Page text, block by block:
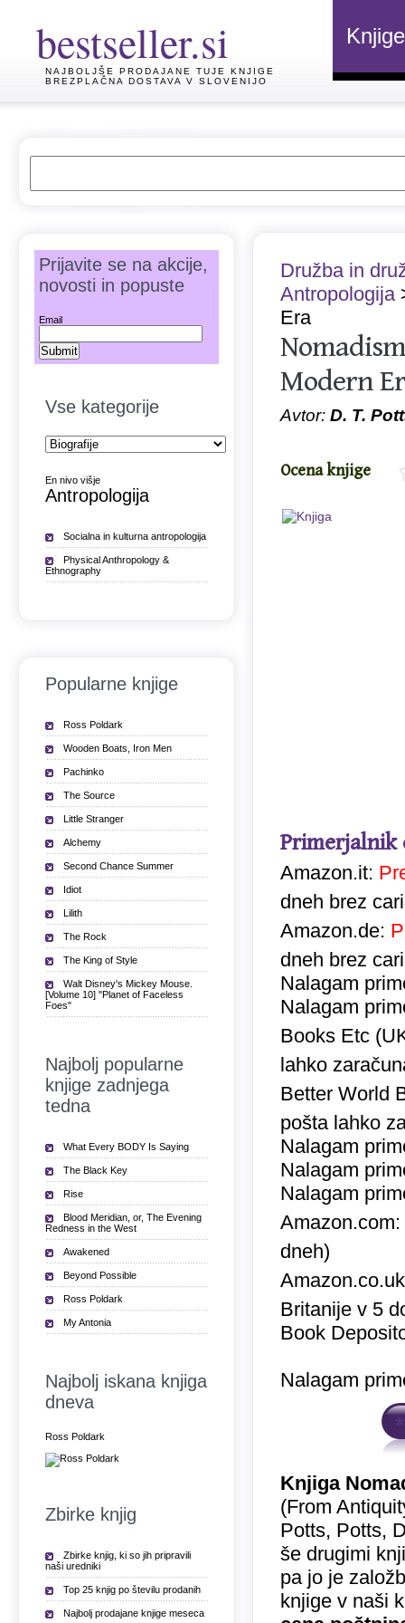
bestseller.si
NAJBOLJŠE PRODAJANE TUJE KNJIGE
BREZPLAČNA DOSTAVA V SLOVENIJO
Knjige
Družba in
Antropologija
Era
Modern
Avtor: D. T.
Ocena knjige
Primerjalnik
Amazon.it:
dneh brez
Amazon.de:
dneh brez
Nalagam
Nalagam
Books Etc
lahko
Better World
pošta lahko
Nalagam
Nalagam
Nalagam
Amazon.com:
dneh)
Britanije v 5
Book
Nalagam
Knjiga
(From
Potts, Potts,
še drugimi
pa jo je
knjige v naši
Prijavite se na akcije,
novosti in popuste
Email
Vse kategorije
En nivo višje
Antropologija
Socialna in kulturna antropologija
Physical Anthropology &
Ethnography
Popularne knjige
Ross Poldark
Wooden Boats, Iron Men
Pachinko
The Source
Little Stranger
Alchemy
Second Chance Summer
Idiot
Lilith
The Rock
The King of Style
Walt Disney's Mickey Mouse.
[Volume 10] "Planet of Faceless
Foes"
Najbolj popularne
knjige zadnjega
tedna
What Every BODY Is Saying
The Black Key
Rise
Blood Meridian, or, The Evening
Redness in the West
Awakened
Beyond Possible
Ross Poldark
My Antonia
Najbolj iskana knjiga
dneva
Ross Poldark
Zbirke knjig
Zbirke knjig, ki so jih pripravili
naši uredniki
Top 25 knjig po številu prodanih
Najbolj prodajane knjige meseca